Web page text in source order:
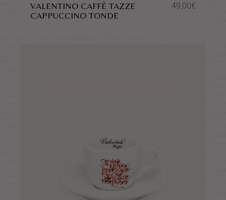
VALENTINO CAFFÈ TAZZE
CAPPUCCINO TONDE
49,00€